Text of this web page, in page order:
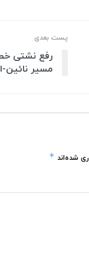
پست بعدی
رفع نشتی خط
مسیر
شده‌اند *